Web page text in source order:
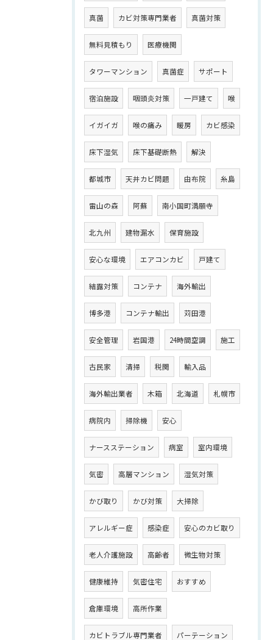
真菌 カビ対策専門業者 真菌対策
無料見積もり 医療機関
タワーマンション 真菌症 サポート
宿泊施設 咽頭炎対策 一戸建て 喉
イガイガ 喉の痛み 暖房 カビ感染
床下湿気 床下基礎断熱 解決
都城市 天井カビ問題 由布院 糸島
雷山の森 阿蘇 南小国町満願寺
北九州 建物漏水 保育施設
安心な環境 エアコンカビ 戸建て
結露対策 コンテナ 海外輸出
博多港 コンテナ輸出 苅田港
安全管理 岩国港 24時間空調 施工
古民家 清掃 税関 輸入品
海外輸出業者 木箱 北海道 札幌市
病院内 掃除機 安心
ナースステーション 病室 室内環境
気密 高層マンション 湿気対策
かび取り かび対策 大掃除
アレルギー症 感染症 安心のカビ取り
老人介護施設 高齢者 微生物対策
健康維持 気密住宅 おすすめ
倉庫環境 高所作業
カビトラブル専門業者 パーテーション